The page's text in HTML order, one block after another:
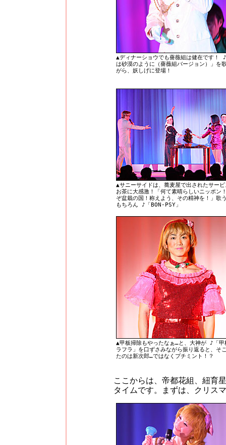
▲ディナーショウでも薔薇組は健在です！
は砂漠のように（薔薇組バージョン）」を
がら、妖しげに登場！
▲サニーサイドは、蕎麦屋で出されたサー
お茶に大感激！「何て素晴らしいニッポン
ぞ盆栽の国！称えよう、その精神を！」歌
もちろん ♪「BON-PSY」
▲甲板掃除もやったなぁ…と、大神が ♪「甲
ラフラ」を口ずさみながら振り返ると、そ
たのは新次郎…ではなくプチミント！？
ここからは、帝都花組、紐育
タイムです。まずは、クリス